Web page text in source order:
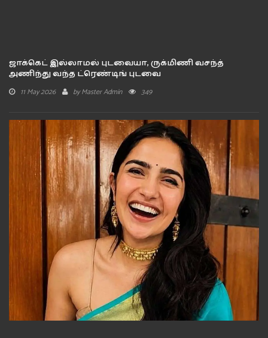
ஜாக்கெட் இல்லாமல் புடவையா, ருக்மிணி வசந்த்
அணிந்து வந்த ட்ரெண்டிங் புடவை
11 May 2026 byMaster Admin 349